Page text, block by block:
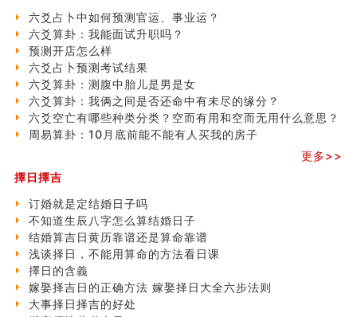
六爻占卜中如何预测官运、事业运？
六爻算卦：我能面试升职吗？
预测开店怎么样
六爻占卜预测考试结果
六爻算卦：测腹中胎儿是男是女
六爻算卦：我俩之间是否还命中有未尽的缘分？
六爻空亡有哪些种类分类？空而有用和空而无用什么意思？
周易算卦：10月底前能不能有人买我的房子
更多>>
擇日擇吉
订婚就是定结婚日子吗
不知道生辰八字怎么算结婚日子
结婚算吉日黄历靠谱还是算命靠谱
浅谈择日，不能用算命的方法看日课
擇日的含義
嫁娶择吉日的正确方法 嫁娶择日大全六步法则
大事择日择吉的好处